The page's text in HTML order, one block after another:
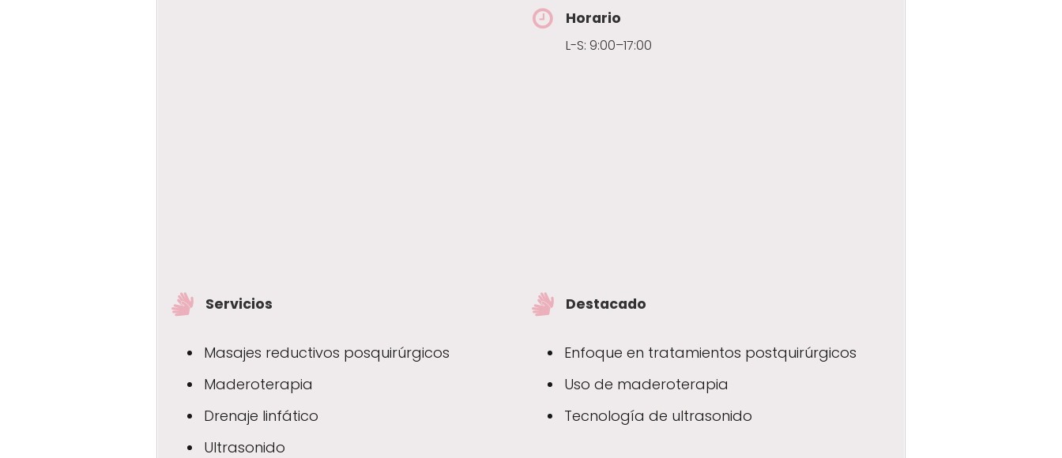
Horario
L-S: 9:00–17:00
Servicios
Masajes reductivos posquirúrgicos
Maderoterapia
Drenaje linfático
Ultrasonido
Destacado
Enfoque en tratamientos postquirúrgicos
Uso de maderoterapia
Tecnología de ultrasonido